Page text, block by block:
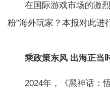
在国际游戏市场的激烈
粉”海外玩家？本报对此进
乘政策东风 出海正当
2024年，《黑神话：悟